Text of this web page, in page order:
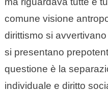
comune visione
dirittismo si
si presentano
questione è la
individuale e diritto